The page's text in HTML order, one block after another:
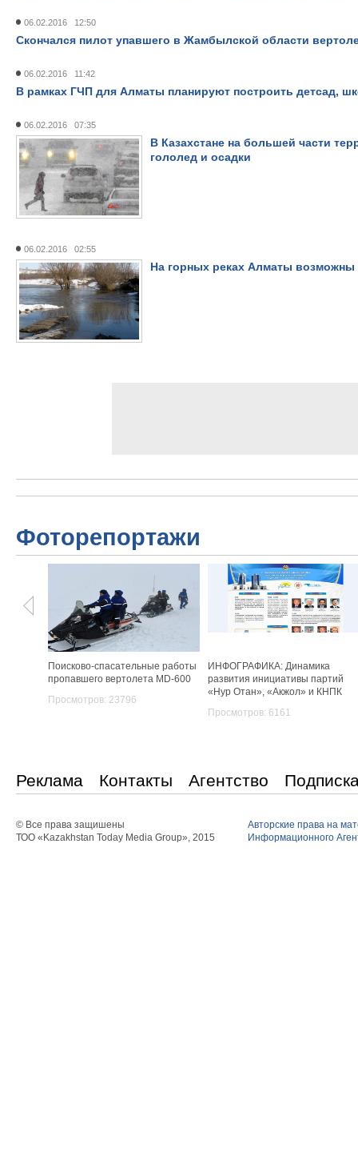
06.02.2016 12:50
Скончался пилот упавшего в Жамбылской области
06.02.2016 11:42
В рамках ГЧП для Алматы планируют построить детсад,
06.02.2016 07:35
В Казахстане на большей части
гололед и осадки
06.02.2016 02:55
На горных реках Алматы возможны
Фоторепортажи
Поисково-спасательные работы
пропавшего вертолета MD-600
Просмотров: 23796
ИНФОГРАФИКА: Динамика
развития инициативы партий
«Нур Отан», «Акжол» и КНПК
Просмотров: 6161
Реклама Контакты Агентство
© Все права защишены
ТОО «Kazakhstan Today Media Group», 2015
Авторские права на
Информационного